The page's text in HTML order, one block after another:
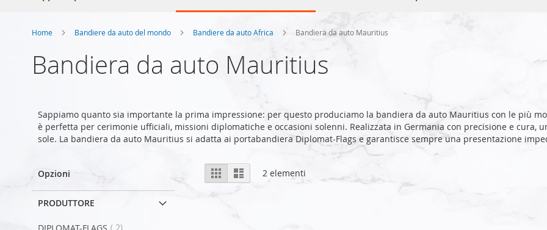
Home Bandiere da auto del mondo Bandiere da auto Africa Bandiera da auto Mauritius
Bandiera da auto Mauritius
Sappiamo quanto sia importante la prima impressione: per questo produciamo la bandiera da auto Mauritius con le più
è perfetta per cerimonie ufficiali, missioni diplomatiche e occasioni solenni. Realizzata in Germania con precisione e cura,
sole. La bandiera da auto Mauritius si adatta ai portabandiera Diplomat-Flags e garantisce sempre una presentazione
Mostra
come
GrigliaLista 2 elementi
Opzioni
PRODUTTORE
elemento